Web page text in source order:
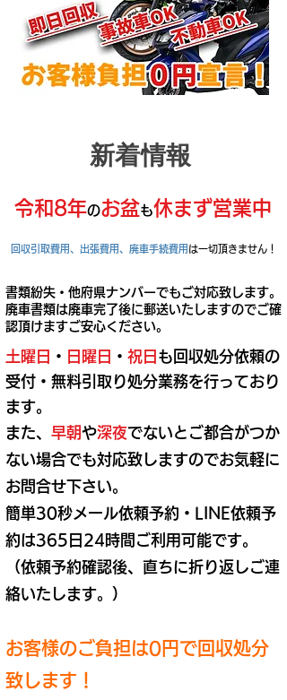
​新着情報
令和8年のお盆も休まず営業中
回収引取費用、出張費用、廃車手続費用 は一切頂きません！
書類紛失・他府県ナンバーでもご対応致します。
廃車書類は廃車完了後に郵送いたしますのでご確
認頂けますご安心ください。
土曜日 ・ 日曜日 ・ 祝日 も回収処分依頼の
受付・無料引取り処分業務を行っており
ます。
また、 早朝や深夜でないとご都合がつか
ない場合でも対応致しますのでお気軽に
お問合せ下さい。
簡単30秒メール依頼予約・LINE依頼予
約は365日24時間ご利用可能です。
​（依頼予約確認後、直ちに折り返しご連
絡いたします。）
お客様のご負担は0円で回収処分
致します！